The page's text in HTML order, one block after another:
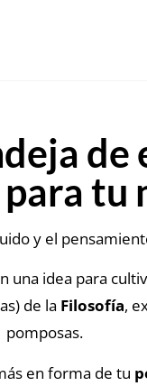
de
tu
y el
una idea para
de la Filosofía,
pomposas.
en forma de tu